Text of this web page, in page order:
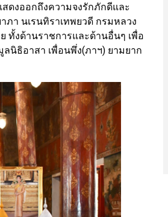
ดงออกถึงความจงรักภักดีและ
า นเรนทิราเทพยวดี กรมหลวง
งด้านราชการและด้านอื่นๆ เพื่อ
นิธิอาสา เพื่อนพึ่ง(ภาฯ) ยามยาก